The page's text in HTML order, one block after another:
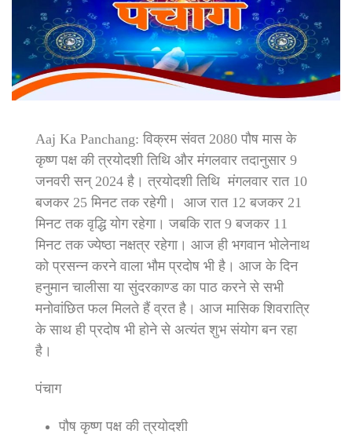
Aaj Ka Panchang: विक्रम संवत 2080 पौष मास के
कृष्ण पक्ष की त्रयोदशी तिथि और मंगलवार तदानुसार 9
जनवरी सन् 2024 है। त्रयोदशी तिथि मंगलवार रात 10
बजकर 25 मिनट तक रहेगी। आज रात 12 बजकर 21
मिनट तक वृद्धि योग रहेगा। जबकि रात 9 बजकर 11
मिनट तक ज्येष्ठा नक्षत्र रहेगा। आज ही भगवान भोलेनाथ
को प्रसन्न करने वाला भौम प्रदोष भी है। आज के दिन
हनुमान चालीसा या सुंदरकाण्ड का पाठ करने से सभी
मनोवांछित फल मिलते हैं व्रत है। आज मासिक शिवरात्रि
के साथ ही प्रदोष भी होने से अत्यंत शुभ संयोग बन रहा
है।
पंचाग
पौष कृष्ण पक्ष की त्रयोदशी